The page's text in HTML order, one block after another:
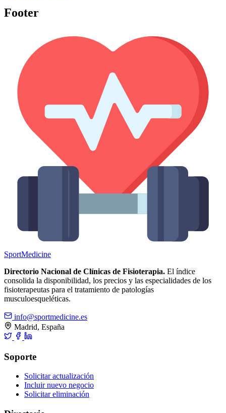
Footer
SportMedicine
Directorio Nacional de Clínicas de Fisioterapia. El índice
consolida la disponibilidad, los precios y las especialidades de los
fisioterapeutas para el tratamiento de patologías
musculoesqueléticas.
info@sportmedicine.es
Madrid, España
Soporte
Solicitar actualización
Incluir nuevo negocio
Solicitar eliminación